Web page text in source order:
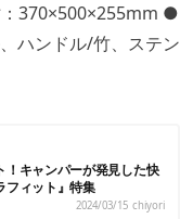
370×500×255mm ●
ハンドル/竹、ステン
！キャンパーが発見した快
フィット』特集
2024/03/15 chiyori